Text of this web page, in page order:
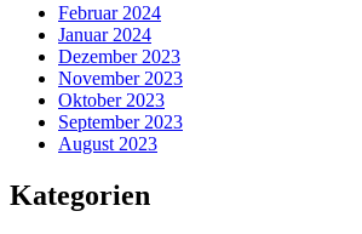
Februar 2024
Januar 2024
Dezember 2023
November 2023
Oktober 2023
September 2023
August 2023
Kategorien